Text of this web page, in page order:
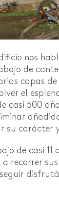
nos
de
capas
el
casi 500
su carácter
de casi 11
recorrer